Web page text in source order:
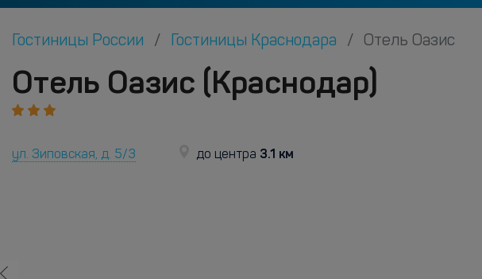
Гостиницы России Гостиницы Краснодара Отель Оазис
Отель Оазис (Краснодар)
ул. Зиповская, д. 5/3 до центра 3.1 км